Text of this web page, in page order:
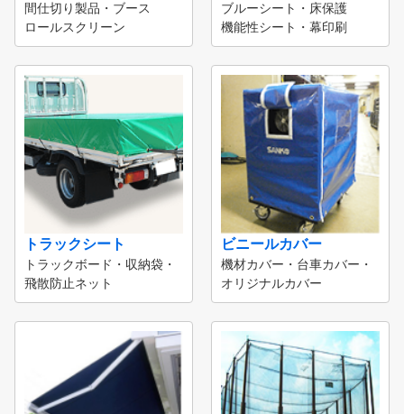
間仕切り製品・ブース
ロールスクリーン
ブルーシート・床保護
機能性シート・幕印刷
トラックシート
トラックボード・収納袋・
飛散防止ネット
ビニールカバー
機材カバー・台車カバー・
オリジナルカバー